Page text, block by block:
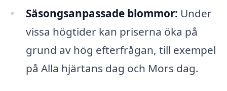
Säsongsanpassade blommor: Under
vissa högtider kan priserna öka på
grund av hög efterfrågan, till exempel
på Alla hjärtans dag och Mors dag.